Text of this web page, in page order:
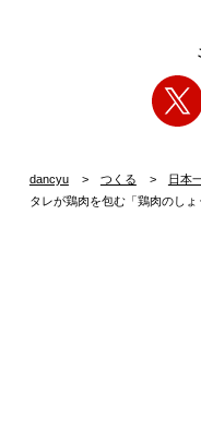
dancyu つくる 日本
タレが鶏肉を包む「鶏肉のしょ